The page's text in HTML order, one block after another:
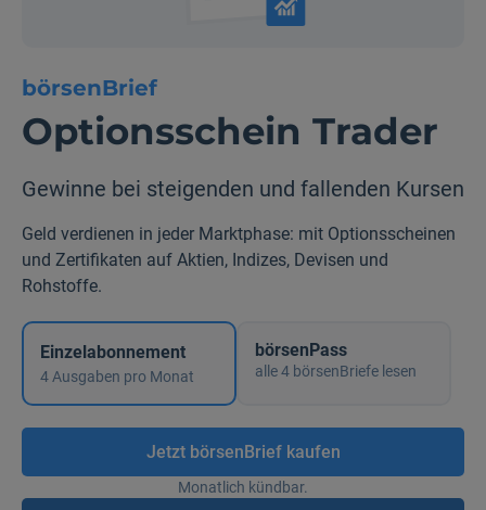
börsenBrief
Optionsschein Trader
Gewinne bei steigenden und fallenden Kursen
Geld verdienen in jeder Marktphase: mit Optionsscheinen
und Zertifikaten auf Aktien, Indizes, Devisen und
Rohstoffe.
Einzel­abonnement
4 Ausgaben pro Monat
börsenPass
alle 4 börsenBriefe lesen
Jetzt börsenBrief kaufen
Monatlich kündbar.